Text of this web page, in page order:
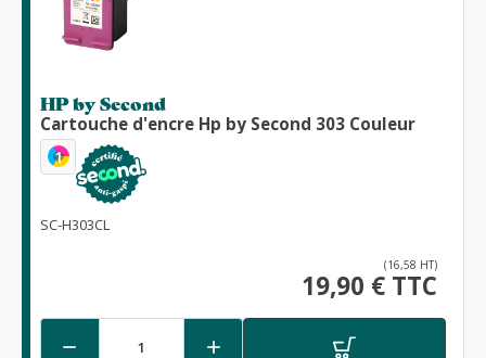
HP by Second
Cartouche d'encre Hp by Second 303 Couleur
1
SC-H303CL
(16,58 HT)
19,90 € TTC
 